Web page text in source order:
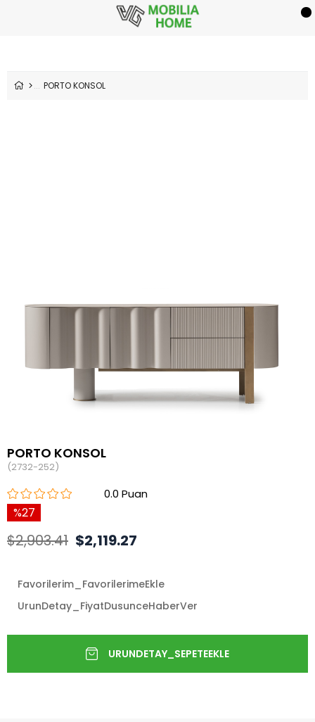
PORTO KONSOL
PORTO KONSOL
(2732-252)
0.0
27
$2,903.41 $2,119.27
Favorilerim_FavorilerimeEkle
UrunDetay_FiyatDusunceHaberVer